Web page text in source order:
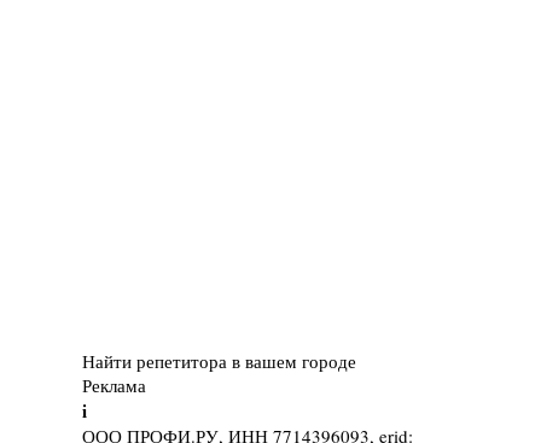
Найти репетитора в вашем городе
Реклама
i
ООО ПРОФИ.РУ, ИНН 7714396093, erid: